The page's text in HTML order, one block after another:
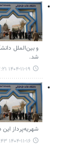
شد.
۱۴۰۴-۱۱-۱۹ ۱۳:۲۱
شهریه‌پرداز این
۱۴۰۴-۱۱-۱۶ ۱۱:۴۳